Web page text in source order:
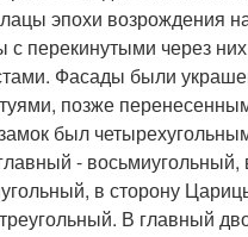
эпохи возрождения
с перекинутыми через них
Фасады были
позже
был
-
в сторону
В главный